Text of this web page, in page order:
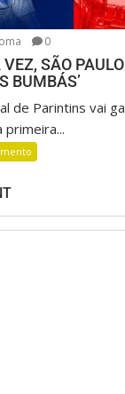
0
SÃO
BUMBÁS’
de Parintins vai
primeira...